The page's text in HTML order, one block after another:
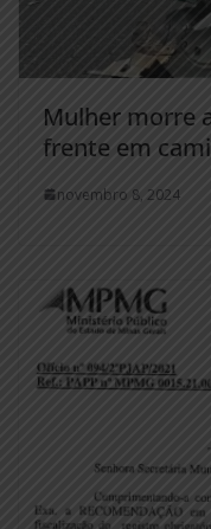
Mulher morre
frente em
novembro 8, 2024